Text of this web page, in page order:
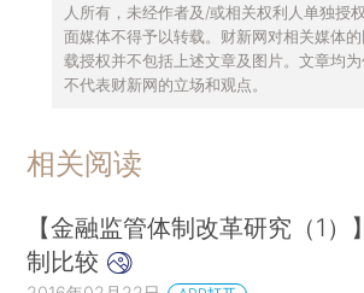
人所有，未经作者及/或相关权利人单独授
面媒体不得予以转载。财新网对相关媒体
载授权并不包括上述文章及图片。文章均为
不代表财新网的立场和观点。
相关阅读
【金融监管体制改革研究（1）
制比较